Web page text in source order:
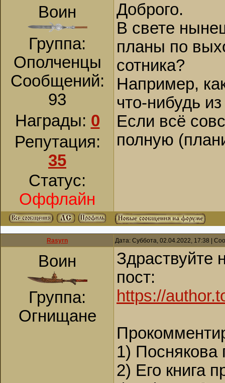
Воин
Группа:
Ополченцы
Сообщений:
93
Награды: 0
Репутация:
35
Статус:
Оффлайн
Доброго.
В свете
планы по
сотника?
Например,
что-нибудь
Если всё
полную
Rasyrn Дата: Суббота, 02.04.2022, 17:38 |
Воин
Группа:
Огнищане
Здраствуйте
пост:
https://
1) Поснякова
2) Его книга